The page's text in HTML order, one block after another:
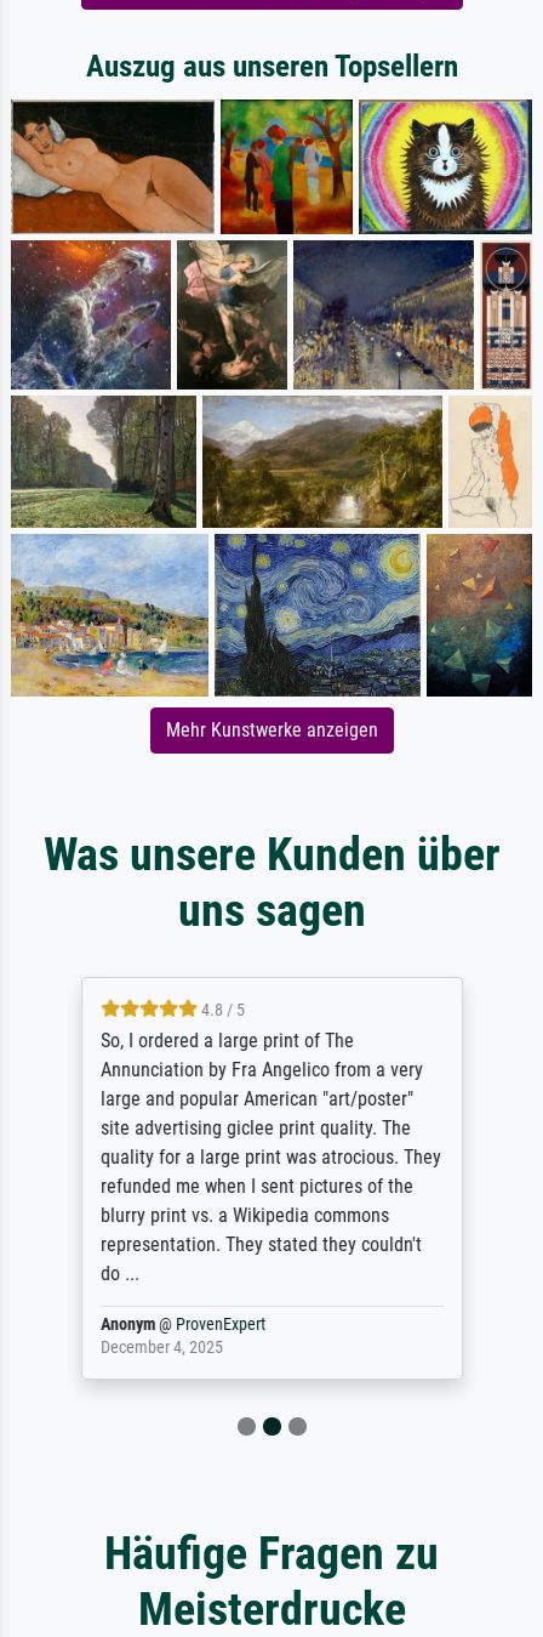
Auszug aus unseren Topsellern
Mehr Kunstwerke anzeigen
Was unsere Kunden über
uns sagen
4.8 / 5
So, I ordered a large print of The
Annunciation by Fra Angelico from a very
large and popular American "art/poster"
site advertising giclee print quality. The
quality for a large print was atrocious. They
refunded me when I sent pictures of the
blurry print vs. a Wikipedia commons
representation. They stated they couldn't
do ...
Anonym@ ProvenExpert
December 4, 2025
Häufige Fragen zu
Meisterdrucke